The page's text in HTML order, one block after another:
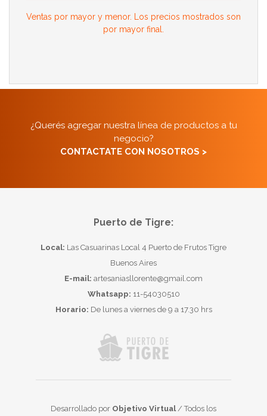
Ventas por mayor y menor. Los precios mostrados son
por mayor final.
¿Querés agregar nuestra línea de productos a tu
negocio?
CONTACTATE CON NOSOTROS >
Puerto de Tigre:
Local: Las Casuarinas Local 4 Puerto de Frutos Tigre
Buenos Aires
E-mail: artesaniasllorente@gmail.com
Whatsapp: 11-54030510
Horario: De lunes a viernes de 9 a 17.30 hrs
Desarrollado por Objetivo Virtual/ Todos los